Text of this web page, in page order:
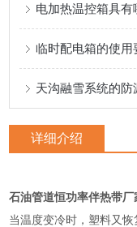
电加热温控箱具有
临时配电箱的使用
详细介绍
石油管道恒功率伴热带厂
当温度变冷时，塑料又